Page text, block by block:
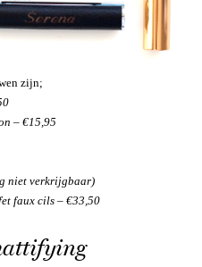
zijn;
– €15,95
niet verkrijgbaar)
faux cils – €33,50